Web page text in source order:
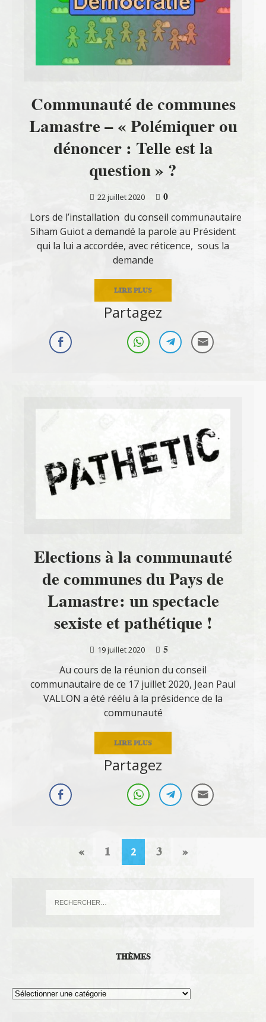
Communauté de communes
Lamastre – « Polémiquer ou
dénoncer : Telle est la
question » ?
22 juillet 2020
0
Lors de l’installation du conseil communautaire
Siham Guiot a demandé la parole au Président
qui la lui a accordée, avec réticence, sous la
demande
LIRE PLUS
Partagez
Elections à la communauté
de communes du Pays de
Lamastre: un spectacle
sexiste et pathétique !
19 juillet 2020
5
Au cours de la réunion du conseil
communautaire de ce 17 juillet 2020, Jean Paul
VALLON a été réélu à la présidence de la
communauté
LIRE PLUS
Partagez
« 1 2 3 »
THÈMES
Thèmes